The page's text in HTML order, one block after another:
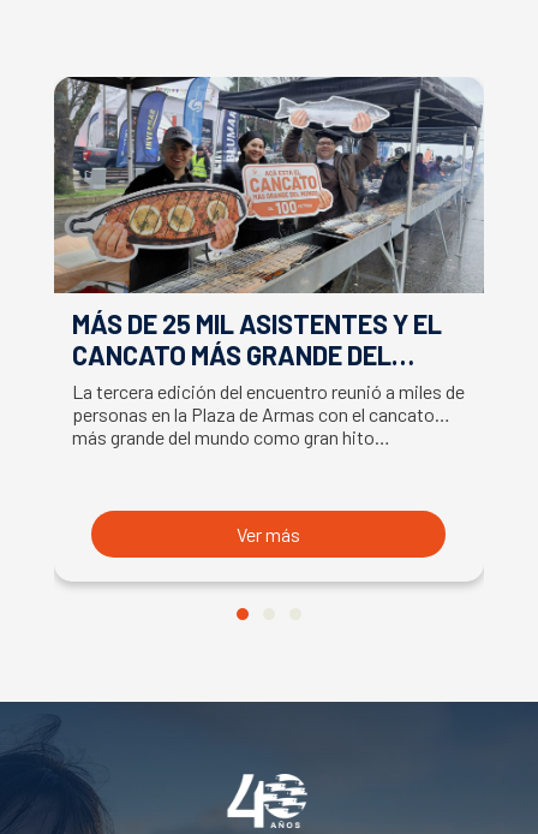
MÁS DE 25 MIL ASISTENTES Y EL
CANCATO MÁS GRANDE DEL
MUNDO MARCAN EXITOSO CIERRE
DE LA SEMANA DEL SALMÓN
La tercera edición del encuentro reunió a miles de
personas en la Plaza de Armas con el cancato
más grande del mundo como gran hito…
Ver más